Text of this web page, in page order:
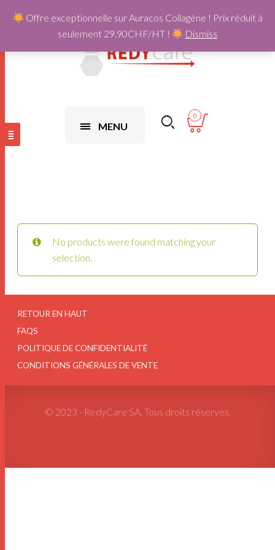
MENU
0
No products were found matching your
selection.
RETOUR EN HAUT
FAQS
POLITIQUE DE CONFIDENTIALITÉ
CONDITIONS GÉNÉRALES DE VENTE
© 2023 - RedyCare SA. Tous droits réservés.
Offre exceptionnelle sur Auracos Collagène ! Prix réduit à
seulement 29.90CHF/HT !
Dismiss